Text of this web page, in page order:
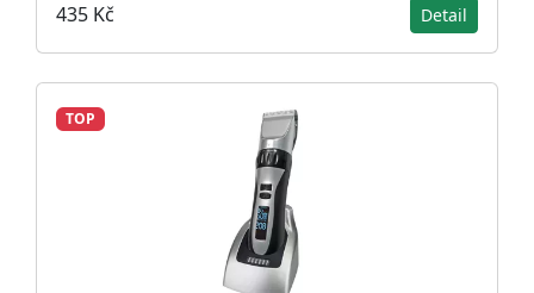
435 Kč Detail
TOP